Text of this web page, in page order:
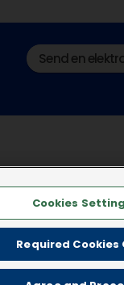
Send en
Cookies
Required Cookies